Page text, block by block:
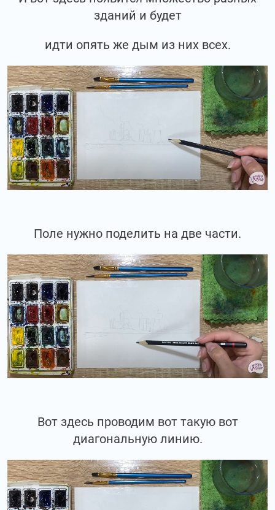
зданий и будет
идти опять же дым из них всех.
Поле нужно поделить на две части.
Вот здесь проводим вот такую вот
диагональную линию.